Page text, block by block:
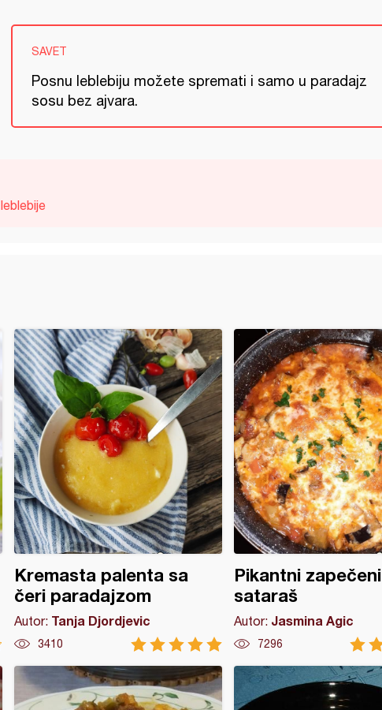
SAVET
Posnu leblebiju možete spremati i samo u paradajz
sosu bez ajvara.
leblebije
Kremasta palenta sa
čeri paradajzom
Autor: Tanja Djordjevic
3410
Pikantni zapečeni
sataraš
Autor: Jasmina Agic
7296